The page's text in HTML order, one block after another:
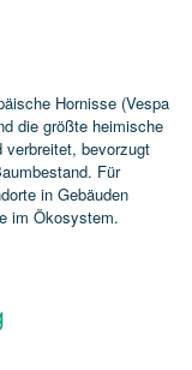
Hornisse (Vespa
die größte heimische
bevorzugt
Für
in Gebäuden
im Ökosystem.